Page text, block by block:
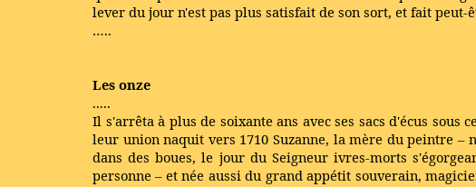
lever du jour n'est pas plus satisfait de son sort, et fait peut-
…..
Les onze
.....
Il s'arrêta à plus de soixante ans avec ses sacs d'écus
leur union naquit vers 1710 Suzanne, la mère du peintre –
dans des boues, le jour du Seigneur ivres-morts
personne – et née aussi du grand appétit souverain,